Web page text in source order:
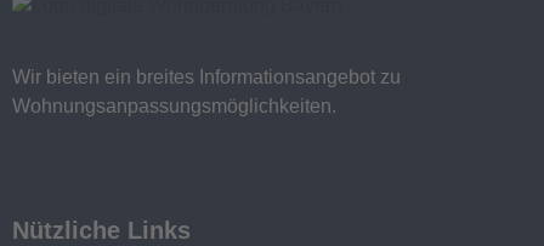
Wir bieten ein breites Informationsangebot zu
Wohnungsanpassungsmöglichkeiten.
Nützliche Links